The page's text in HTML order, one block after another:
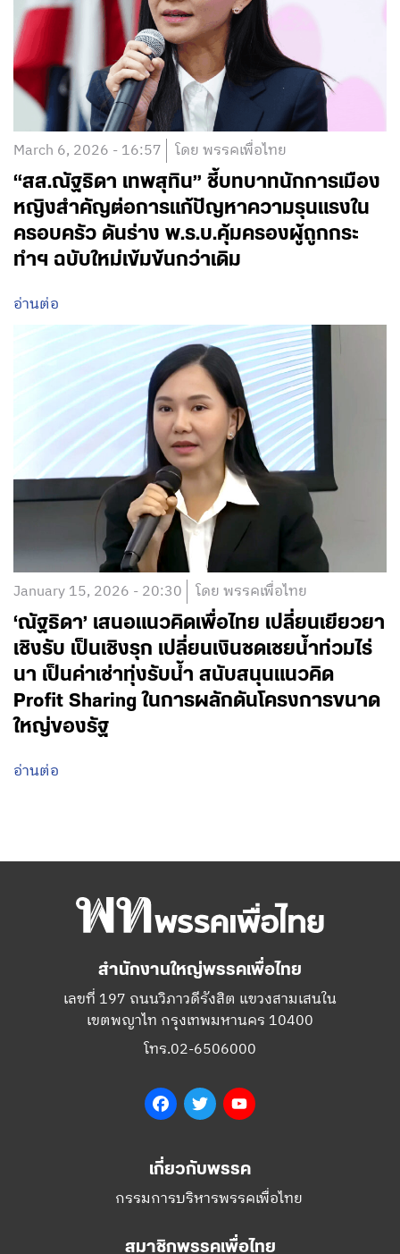
March 6, 2026 - 16:57 โดย พรรคเพื่อไทย
“สส.ณัฐธิดา เทพสุทิน” ชี้บทบาทนักการเมือง
หญิงสำคัญต่อการแก้ปัญหาความรุนแรงใน
ครอบครัว ดันร่าง พ.ร.บ.คุ้มครองผู้ถูกกระ
ทำฯ ฉบับใหม่เข้มข้นกว่าเดิม
อ่านต่อ
January 15, 2026 - 20:30 โดย พรรคเพื่อไทย
‘ณัฐธิดา’ เสนอแนวคิดเพื่อไทย เปลี่ยนเยียวยา
เชิงรับ เป็นเชิงรุก เปลี่ยนเงินชดเชยน้ำท่วมไร่
นา เป็นค่าเช่าทุ่งรับน้ำ สนับสนุนแนวคิด
Profit Sharing ในการผลักดันโครงการขนาด
ใหญ่ของรัฐ
อ่านต่อ
สำนักงานใหญ่พรรคเพื่อไทย
เลขที่ 197 ถนนวิภาวดีรังสิต แขวงสามเสนใน
เขตพญาไท กรุงเทพมหานคร 10400
โทร.02-6506000
FacebookTwitter
เกี่ยวกับพรรค
กรรมการบริหารพรรคเพื่อไทย
สมาชิกพรรคเพื่อไทย